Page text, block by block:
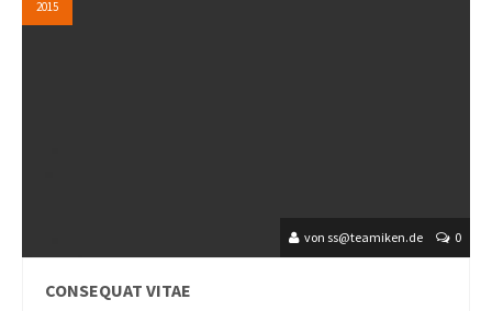
2015
von ss@teamiken.de 0
CONSEQUAT VITAE